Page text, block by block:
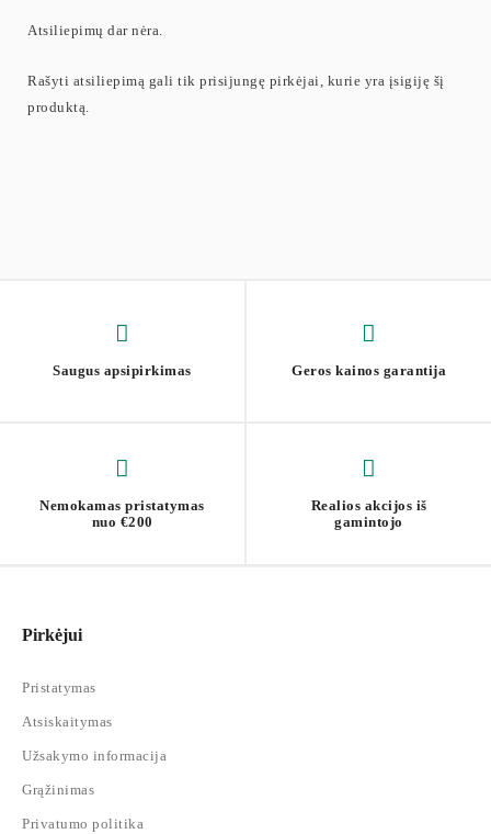
Atsiliepimų dar nėra.
Rašyti atsiliepimą gali tik prisijungę pirkėjai, kurie yra įsigiję šį
produktą.
Saugus apsipirkimas Geros kainos garantija
Nemokamas pristatymas
nuo €200
Realios akcijos iš
gamintojo
Pirkėjui
Pristatymas
Atsiskaitymas
Užsakymo informacija
Grąžinimas
Privatumo politika